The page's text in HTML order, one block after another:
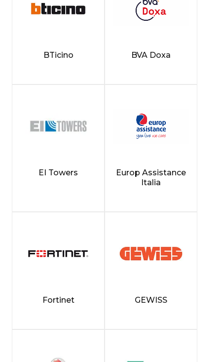
BTicino BVA Doxa
EI Towers
Europ Assistance
Italia
Fortinet GEWISS